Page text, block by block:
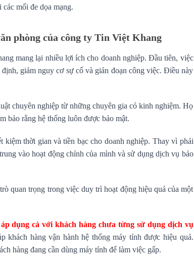
mối đe dọa mạng.
phòng của công ty Tin Việt Khang
mang lại nhiều lợi ích cho doanh nghiệp. Đầu tiên, việc
giảm nguy cơ sự cố và gián đoạn công việc. Điều này
chuyên nghiệp từ những chuyên gia có kinh nghiệm. Họ
bảo rằng hệ thống luôn được bảo mật.
thời gian và tiền bạc cho doanh nghiệp. Thay vì phải
vào hoạt động chính của mình và sử dụng dịch vụ bảo
quan trọng trong việc duy trì hoạt động hiệu quả của một
dụng cả với khách hàng chưa từng sử dụng dịch vụ
khách hàng vận hành hệ thống máy tính được hiệu quả.
hàng đang cần dùng máy tính để làm việc gấp.